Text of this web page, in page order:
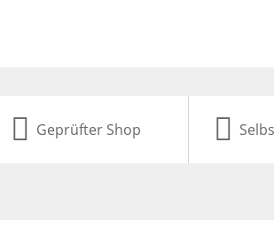
Geprüfter Shop